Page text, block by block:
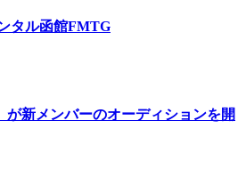
タル函館FMTG
が新メンバーのオーディションを開